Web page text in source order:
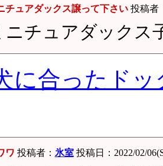
チュアダックス譲って下さい投稿者
ニチュアダックス
に合ったド
ワ 投稿者： 氷室投稿日：2022/02/